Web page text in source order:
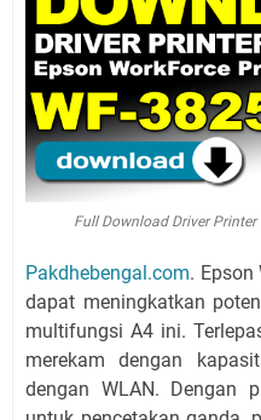
Full Download Driver
Pakdhebengal.com. Epson
dapat meningkatkan
multifungsi A4 ini.
merekam dengan
dengan WLAN. Dengan